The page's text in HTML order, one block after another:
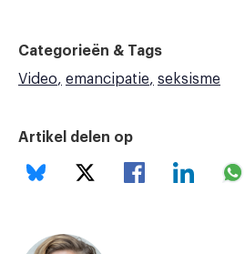
Categorieën & Tags
Video
emancipatie seksisme
Artikel delen op